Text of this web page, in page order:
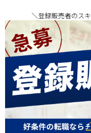
＼登録販売者のス